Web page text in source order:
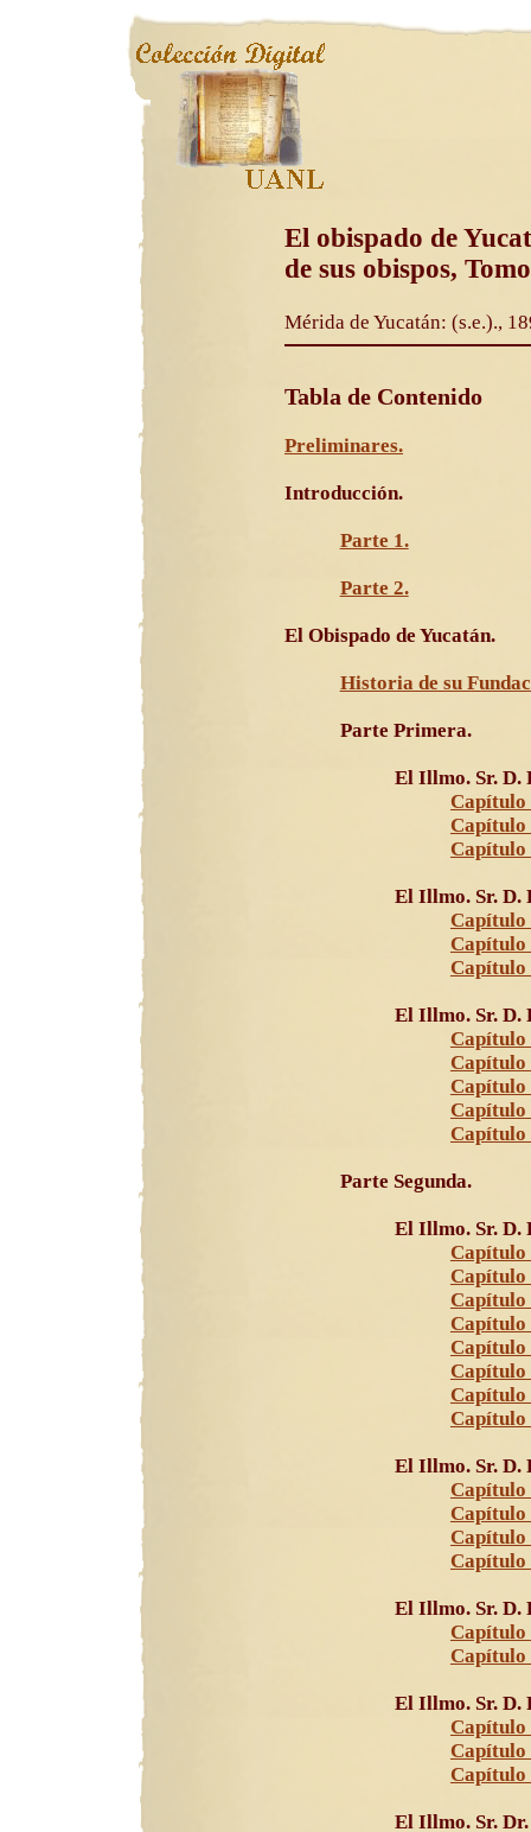
El obispado de
de sus obispos,
Mérida de Yucatán: (s.e.).,
Tabla de Contenido
Preliminares.
Introducción.
Parte 1.
Parte 2.
El Obispado de Yucatán.
Historia de su
Parte Primera.
El Illmo. Sr. D.
Capítulo
El Illmo. Sr. D.
Capítulo
El Illmo. Sr. D.
Capítulo
Parte Segunda.
El Illmo. Sr. D.
Capítulo
Capítulo
El Illmo. Sr. D.
Capítulo
Capítulo
El Illmo. Sr. D.
El Illmo. Sr. D.
Capítulo
El Illmo. Sr.